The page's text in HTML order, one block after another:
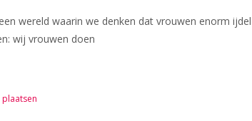
wereld waarin we denken dat vrouwen enorm
wij vrouwen doen
plaatsen